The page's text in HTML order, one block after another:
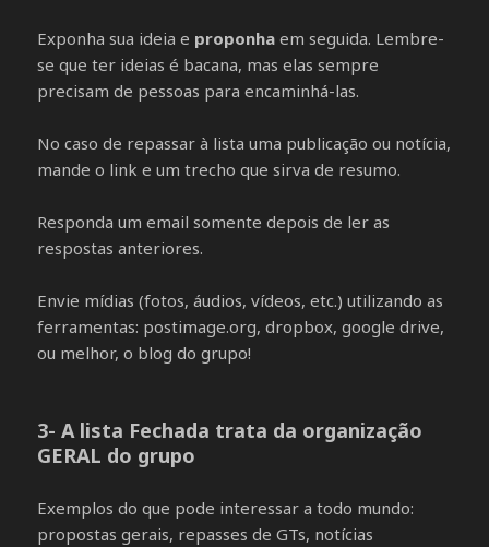
Exponha sua ideia e proponha em seguida. Lembre-
se que ter ideias é bacana, mas elas sempre
precisam de pessoas para encaminhá-las.
No caso de repassar à lista uma publicação ou notícia,
mande o link e um trecho que sirva de resumo.
Responda um email somente depois de ler as
respostas anteriores.
Envie mídias (fotos, áudios, vídeos, etc.) utilizando as
ferramentas: postimage.org, dropbox, google drive,
ou melhor, o blog do grupo!
3- A lista Fechada trata da organização
GERAL do grupo
Exemplos do que pode interessar a todo mundo:
propostas gerais, repasses de GTs, notícias